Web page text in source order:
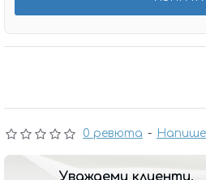
0 ревюта -
Уважаеми клиенти,